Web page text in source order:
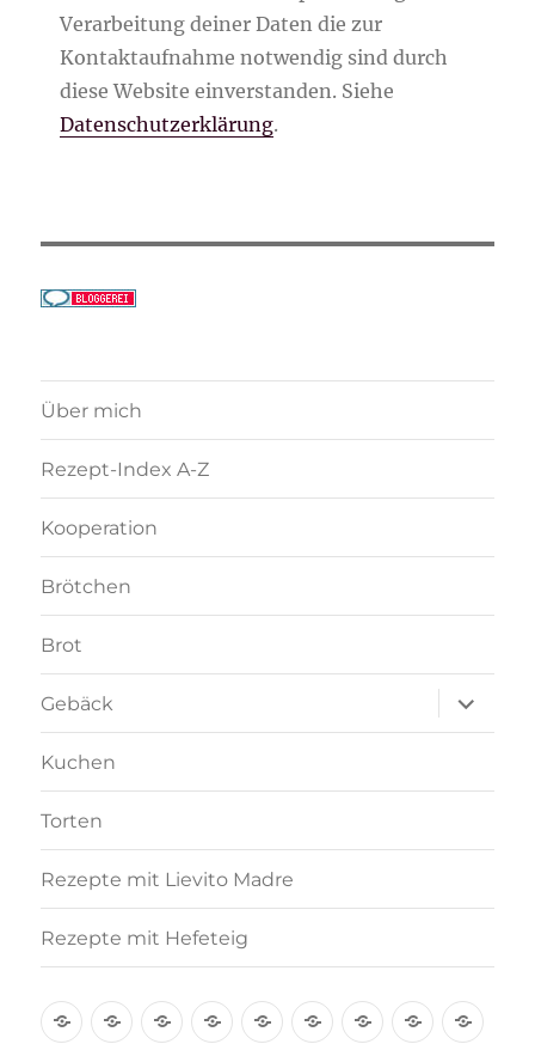
Verarbeitung deiner Daten die zur
Kontaktaufnahme notwendig sind durch
diese Website einverstanden. Siehe
Datenschutzerklärung.
Über mich
Rezept-Index A-Z
Kooperation
Brötchen
Brot
Gebäck
anzeigen
Kuchen
Torten
Rezepte mit Lievito Madre
Rezepte mit Hefeteig
Über Rezept-Kooperation
Brötchen
Brot GebäckKuchenTorten